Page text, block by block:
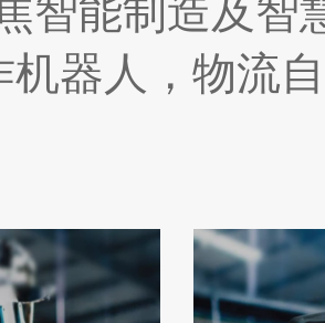
智能制造及智
机器人，物流